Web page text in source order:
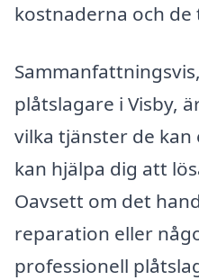
kostnaderna och
plåtslagare i Visby,
vilka tjänster de
kan hjälpa dig att
Oavsett om det
reparation eller
professionell